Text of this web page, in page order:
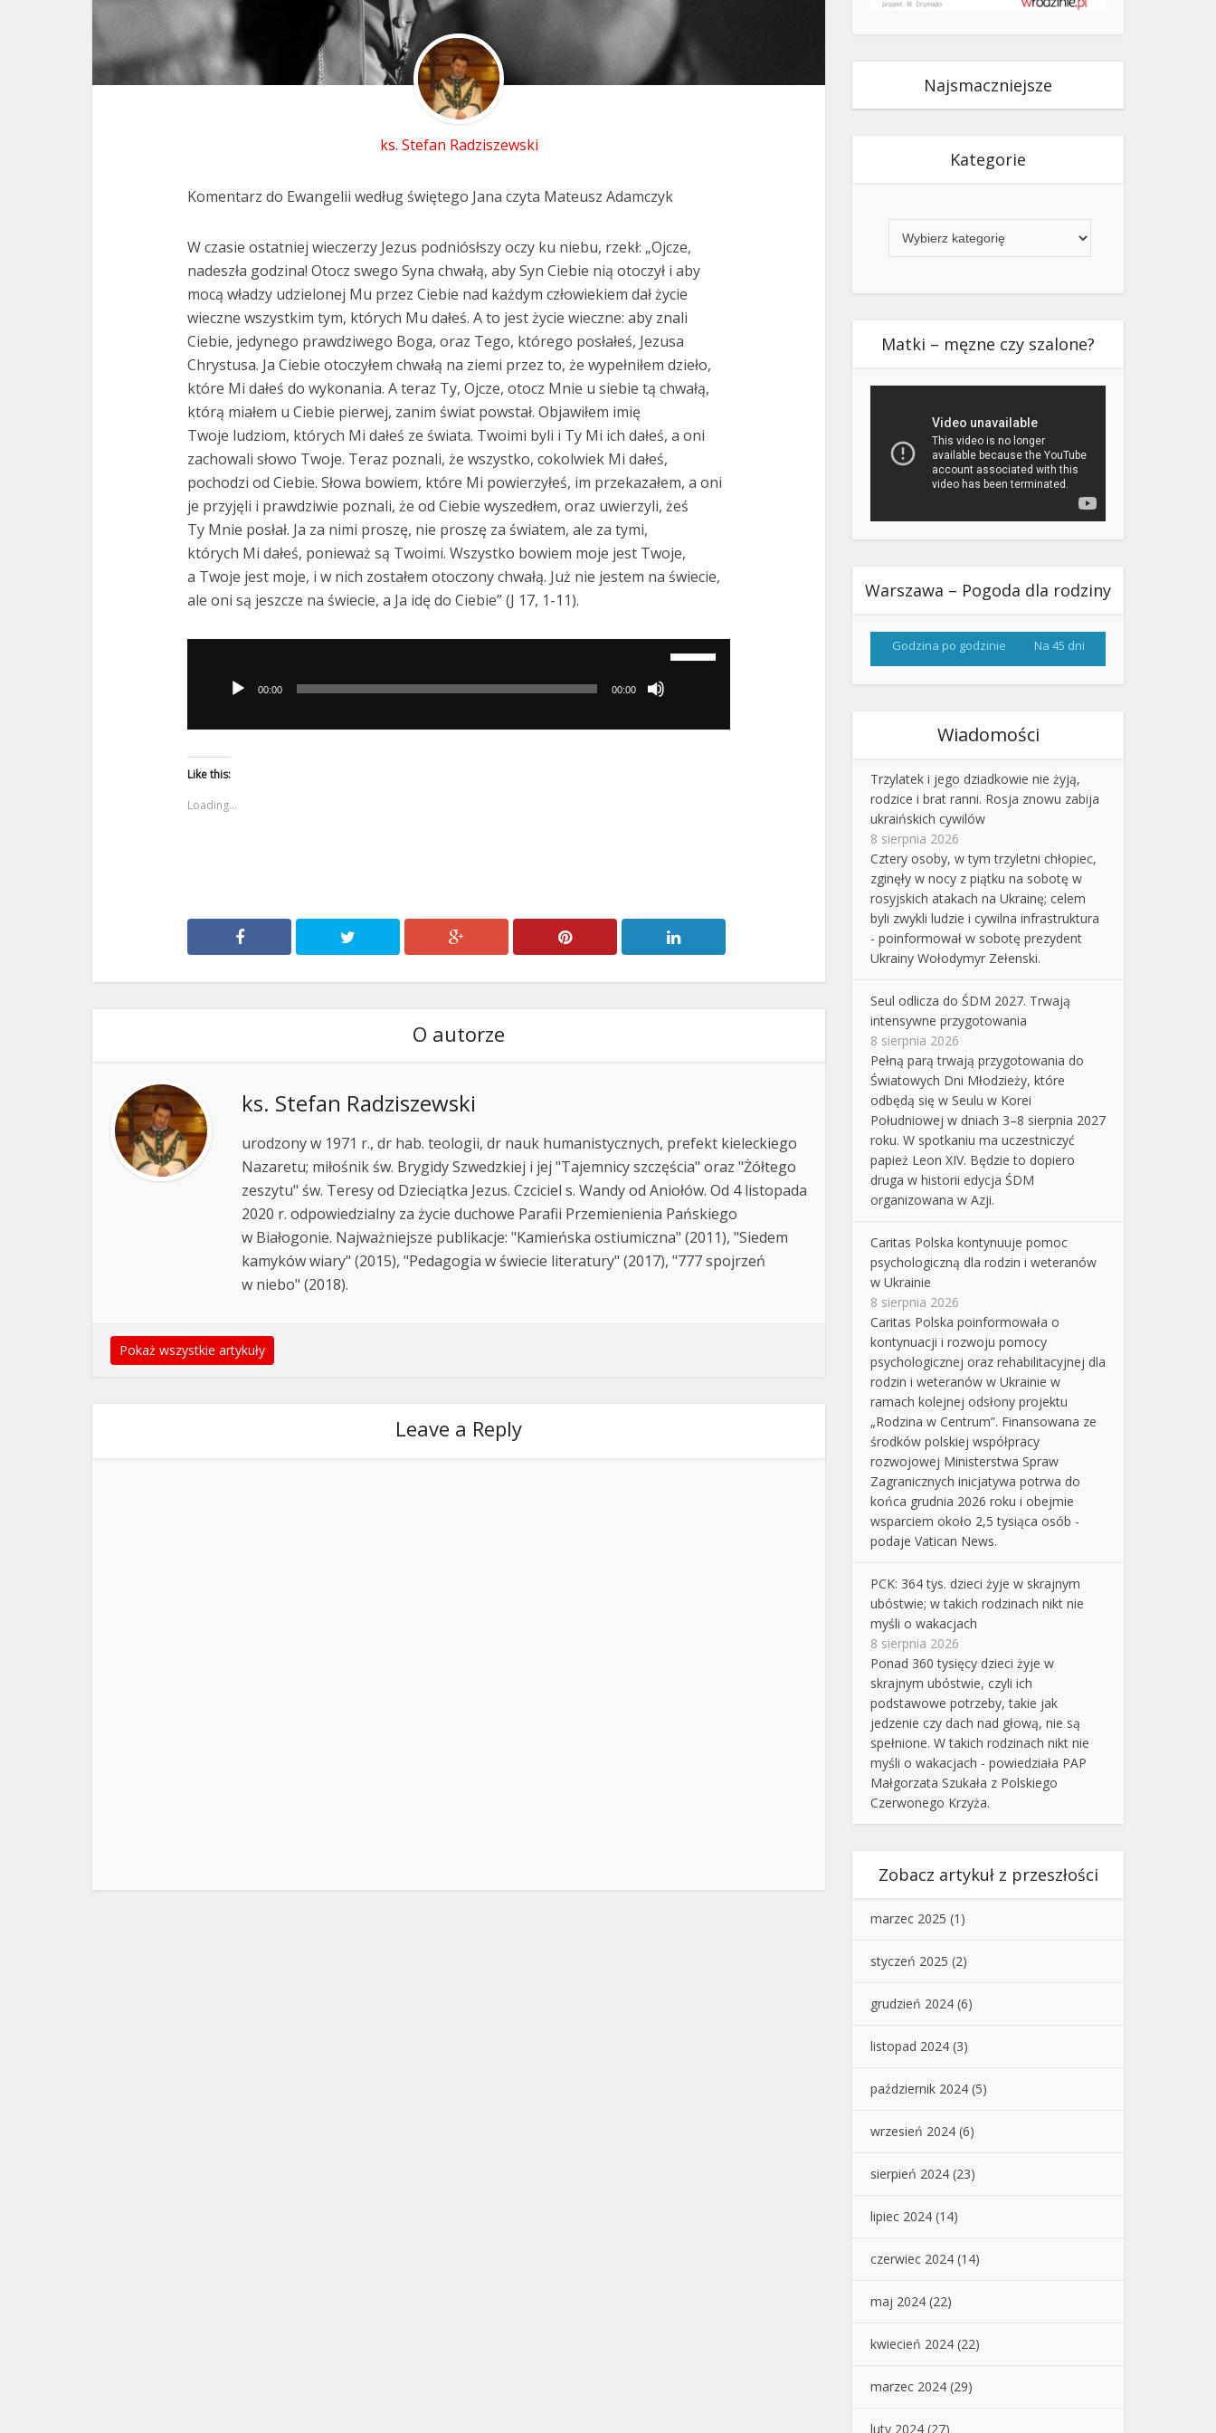
ks. Stefan Radziszewski
Komentarz do Ewangelii według świętego Jana czyta Mateusz Adamczyk
W czasie ostatniej wieczerzy Jezus podniósłszy oczy ku niebu, rzekł: „Ojcze,
nadeszła godzina! Otocz swego Syna chwałą, aby Syn Ciebie nią otoczył i aby
mocą władzy udzielonej Mu przez Ciebie nad każdym człowiekiem dał życie
wieczne wszystkim tym, których Mu dałeś. A to jest życie wieczne: aby znali
Ciebie, jedynego prawdziwego Boga, oraz Tego, którego posłałeś, Jezusa
Chrystusa. Ja Ciebie otoczyłem chwałą na ziemi przez to, że wypełniłem dzieło,
które Mi dałeś do wykonania. A teraz Ty, Ojcze, otocz Mnie u siebie tą chwałą,
którą miałem u Ciebie pierwej, zanim świat powstał. Objawiłem imię
Twoje ludziom, których Mi dałeś ze świata. Twoimi byli i Ty Mi ich dałeś, a oni
zachowali słowo Twoje. Teraz poznali, że wszystko, cokolwiek Mi dałeś,
pochodzi od Ciebie. Słowa bowiem, które Mi powierzyłeś, im przekazałem, a oni
je przyjęli i prawdziwie poznali, że od Ciebie wyszedłem, oraz uwierzyli, żeś
Ty Mnie posłał. Ja za nimi proszę, nie proszę za światem, ale za tymi,
których Mi dałeś, ponieważ są Twoimi. Wszystko bowiem moje jest Twoje,
a Twoje jest moje, i w nich zostałem otoczony chwałą. Już nie jestem na świecie,
ale oni są jeszcze na świecie, a Ja idę do Ciebie” (J 17, 1-11).
dźwiękowych
00:00 00:00
Like this:
Loading...
O autorze
ks. Stefan Radziszewski
urodzony w 1971 r., dr hab. teologii, dr nauk humanistycznych, prefekt kieleckiego
Nazaretu; miłośnik św. Brygidy Szwedzkiej i jej "Tajemnicy szczęścia" oraz "Żółtego
zeszytu" św. Teresy od Dzieciątka Jezus. Czciciel s. Wandy od Aniołów. Od 4 listopada
2020 r. odpowiedzialny za życie duchowe Parafii Przemienienia Pańskiego
w Białogonie. Najważniejsze publikacje: "Kamieńska ostiumiczna" (2011), "Siedem
kamyków wiary" (2015), "Pedagogia w świecie literatury" (2017), "777 spojrzeń
w niebo" (2018).
Pokaż wszystkie artykuły
Leave a Reply
Najsmaczniejsze
Kategorie
Matki – męzne czy szalone?
Warszawa – Pogoda dla rodziny
Godzina po godzinie Na 45 dni
Wiadomości
Trzylatek i jego dziadkowie nie żyją,
rodzice i brat ranni. Rosja znowu zabija
ukraińskich cywilów
8 sierpnia 2026
Cztery osoby, w tym trzyletni chłopiec,
zginęły w nocy z piątku na sobotę w
rosyjskich atakach na Ukrainę; celem
byli zwykli ludzie i cywilna infrastruktura
- poinformował w sobotę prezydent
Ukrainy Wołodymyr Zełenski.
Seul odlicza do ŚDM 2027. Trwają
intensywne przygotowania
8 sierpnia 2026
Pełną parą trwają przygotowania do
Światowych Dni Młodzieży, które
odbędą się w Seulu w Korei
Południowej w dniach 3–8 sierpnia 2027
roku. W spotkaniu ma uczestniczyć
papież Leon XIV. Będzie to dopiero
druga w historii edycja ŚDM
organizowana w Azji.
Caritas Polska kontynuuje pomoc
psychologiczną dla rodzin i weteranów
w Ukrainie
8 sierpnia 2026
Caritas Polska poinformowała o
kontynuacji i rozwoju pomocy
psychologicznej oraz rehabilitacyjnej dla
rodzin i weteranów w Ukrainie w
ramach kolejnej odsłony projektu
„Rodzina w Centrum”. Finansowana ze
środków polskiej współpracy
rozwojowej Ministerstwa Spraw
Zagranicznych inicjatywa potrwa do
końca grudnia 2026 roku i obejmie
wsparciem około 2,5 tysiąca osób -
podaje Vatican News.
PCK: 364 tys. dzieci żyje w skrajnym
ubóstwie; w takich rodzinach nikt nie
myśli o wakacjach
8 sierpnia 2026
Ponad 360 tysięcy dzieci żyje w
skrajnym ubóstwie, czyli ich
podstawowe potrzeby, takie jak
jedzenie czy dach nad głową, nie są
spełnione. W takich rodzinach nikt nie
myśli o wakacjach - powiedziała PAP
Małgorzata Szukała z Polskiego
Czerwonego Krzyża.
Zobacz artykuł z przeszłości
marzec 2025 (1)
styczeń 2025 (2)
grudzień 2024 (6)
listopad 2024 (3)
październik 2024 (5)
wrzesień 2024 (6)
sierpień 2024 (23)
lipiec 2024 (14)
czerwiec 2024 (14)
maj 2024 (22)
kwiecień 2024 (22)
marzec 2024 (29)
luty 2024 (27)